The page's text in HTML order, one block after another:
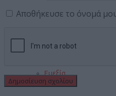
Ευεξία
Αποθήκευσε το όνομά